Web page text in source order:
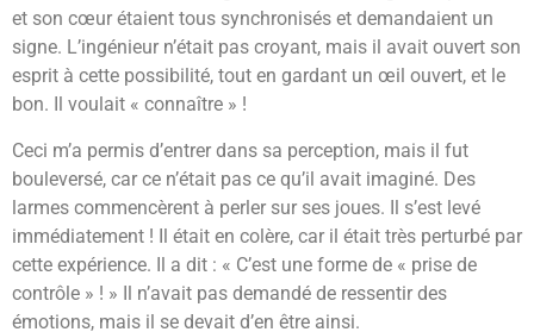
et son cœur étaient tous synchronisés et demandaient un
signe. L’ingénieur n’était pas croyant, mais il avait ouvert son
esprit à cette possibilité, tout en gardant un œil ouvert, et le
bon. Il voulait « connaître » !
Ceci m’a permis d’entrer dans sa perception, mais il fut
bouleversé, car ce n’était pas ce qu’il avait imaginé. Des
larmes commencèrent à perler sur ses joues. Il s’est levé
immédiatement ! Il était en colère, car il était très perturbé par
cette expérience. Il a dit : « C’est une forme de « prise de
contrôle » ! » Il n’avait pas demandé de ressentir des
émotions, mais il se devait d’en être ainsi.